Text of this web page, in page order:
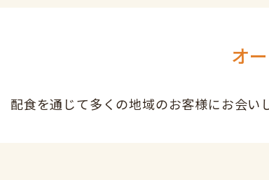
オ
配食を通じて多くの地域のお客様にお会い